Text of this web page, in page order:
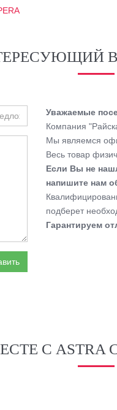
Уважаемые
Компания
Мы являемся
Весь товар
Если Вы не
напишите нам
подберет
Гарантируем
С ASTRA